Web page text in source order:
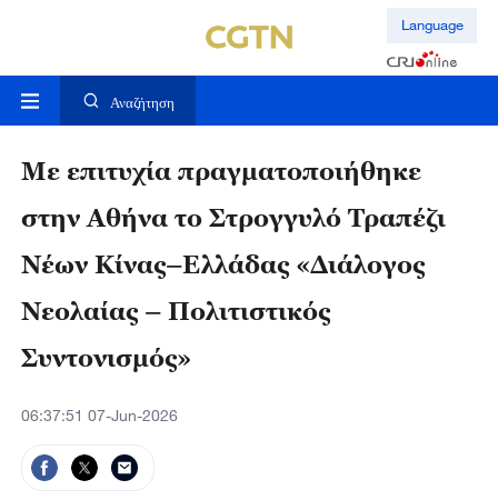
Language
Αναζήτηση
Με επιτυχία πραγματοποιήθηκε
στην Αθήνα το Στρογγυλό Τραπέζι
Νέων Κίνας–Ελλάδας «Διάλογος
Νεολαίας – Πολιτιστικός
Συντονισμός»
06:37:51 07-Jun-2026